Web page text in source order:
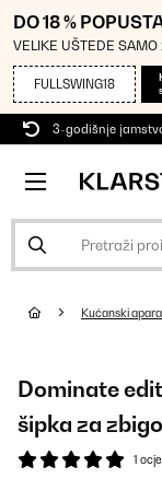
DO 18 %
VELIKE UŠTEDE SAMO
FULLSWING18
3-godišnje
Kućanski
Dominate
šipka za
1